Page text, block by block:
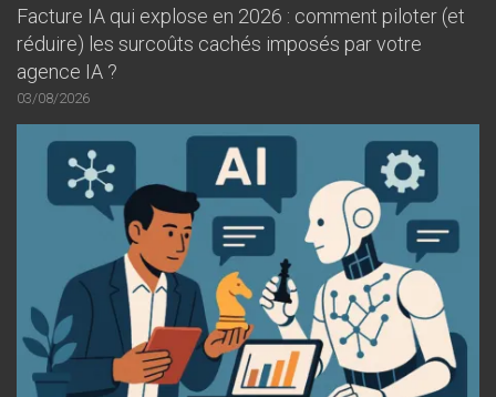
Facture IA qui explose en 2026 : comment piloter (et
réduire) les surcoûts cachés imposés par votre
agence IA ?
03/08/2026